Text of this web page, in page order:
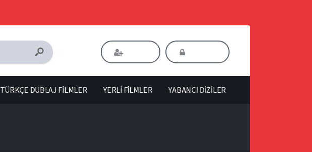
TÜRKÇE DUBLAJ FİLMLER YERLİ FİLMLER YABANCI DİZİLER